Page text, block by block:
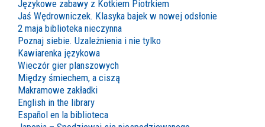
Językowe zabawy z Kotkiem Piotrkiem
Jaś Wędrowniczek. Klasyka bajek w nowej odsłonie
2 maja biblioteka nieczynna
Poznaj siebie. Uzależnienia i nie tylko
Kawiarenka językowa
Wieczór gier planszowych
Między śmiechem, a ciszą
Makramowe zakładki
English in the library
Español en la biblioteca